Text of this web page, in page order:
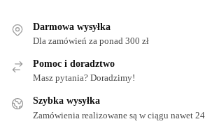
Darmowa wysyłka
Dla zamówień za ponad 300 zł
Pomoc i doradztwo
Masz pytania? Doradzimy!
Szybka wysyłka
Zamówienia realizowane są w ciągu nawet